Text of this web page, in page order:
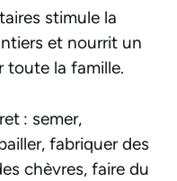
stimule la
et nourrit un
toute la famille.
: semer,
fabriquer des
chèvres, faire du